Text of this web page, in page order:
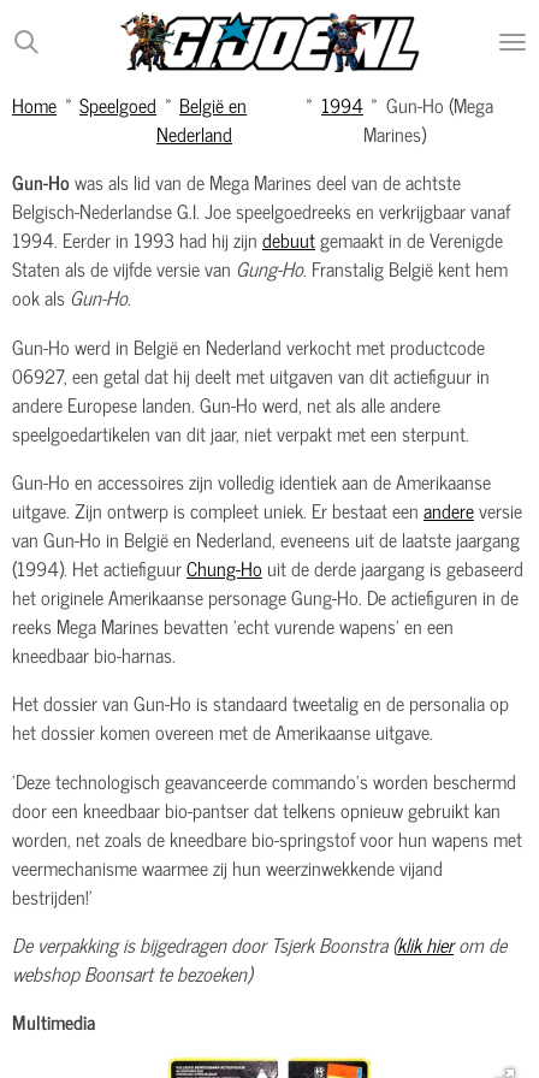
Ga
direct
de
Home » Speelgoed » België en
Nederland
» 1994 » Gun-Ho (Mega
Marines)
Gun-Howas als lid van de Mega Marines deel van de achtste
Belgisch-Nederlandse G.I. Joe speelgoedreeks en verkrijgbaar vanaf
1994. Eerder in 1993 had hij zijndebuutgemaakt in de Verenigde
Staten als de vijfde versie van Gung-Ho. Franstalig België kent hem
ook als Gun-Ho.
Gun-Ho werd in België en Nederland verkocht met productcode
06927, een getal dat hij deelt met uitgaven van dit actiefiguur in
andere Europese landen. Gun-Ho werd, net als alle andere
speelgoedartikelen van dit jaar, niet verpakt met een sterpunt.
Gun-Ho en accessoires zijn volledig identiek aan de Amerikaanse
uitgave. Zijn ontwerp is compleet uniek. Er bestaat eenandereversie
van Gun-Ho in België en Nederland, eveneens uit de laatste jaargang
(1994). Het actiefiguurChung-Ho uit de derde jaargang is gebaseerd
het originele Amerikaanse personage Gung-Ho. De actiefiguren in de
reeks Mega Marines bevatten 'echt vurende wapens' en een
kneedbaar bio-harnas.
Het dossier van Gun-Ho is standaard tweetalig en de personalia op
het dossier komen overeen met de Amerikaanse uitgave.
'Deze technologisch geavanceerde commando's worden beschermd
door een kneedbaar bio-pantser dat telkens opnieuw gebruikt kan
worden, net zoals de kneedbare bio-springstof voor hun wapens met
veermechanisme waarmee zij hun weerzinwekkende vijand
bestrijden!'
De verpakking is bijgedragen door Tsjerk Boonstra (klik hierom de
webshop Boonsart te bezoeken)
Multimedia